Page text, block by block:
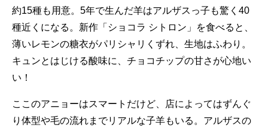
約15種も用意。5年で生んだ羊はアルザスっ子も驚く40
種近くになる。新作「ショコラ シトロン」を食べると、
薄いレモンの糖衣がパリシャリくずれ、生地はふわり。
キュンとはじける酸味に、チョコチップの甘さが心地い
い！
ここのアニョーはスマートだけど、店によってはずんぐ
り体型や毛の流れまでリアルな子羊もいる。アルザスの